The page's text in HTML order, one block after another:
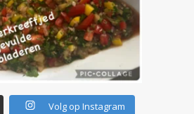
Volg op Instagram